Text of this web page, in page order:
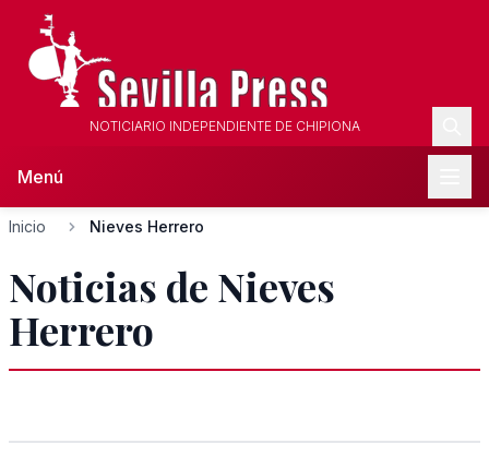
NOTICIARIO INDEPENDIENTE DE CHIPIONA
Menú
Inicio Nieves Herrero
Noticias de Nieves
Herrero